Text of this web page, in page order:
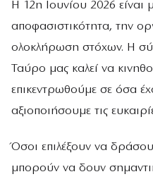
Η 12η Ιουνίου 2026 είναι
αποφασιστικότητα, την
ολοκλήρωση στόχων. Η
Ταύρο μας καλεί να
επικεντρωθούμε σε όσα
αξιοποιήσουμε τις
Όσοι επιλέξουν να
μπορούν να δουν